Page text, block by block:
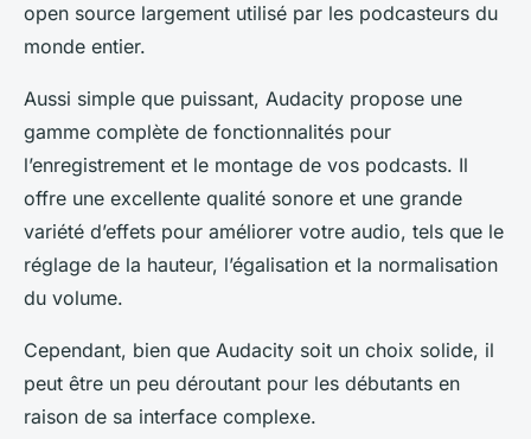
open source largement utilisé par les podcasteurs du
monde entier.
Aussi simple que puissant, Audacity propose une
gamme complète de fonctionnalités pour
l’enregistrement et le montage de vos podcasts. Il
offre une excellente qualité sonore et une grande
variété d’effets pour améliorer votre audio, tels que le
réglage de la hauteur, l’égalisation et la normalisation
du volume.
Cependant, bien que Audacity soit un choix solide, il
peut être un peu déroutant pour les débutants en
raison de sa interface complexe.